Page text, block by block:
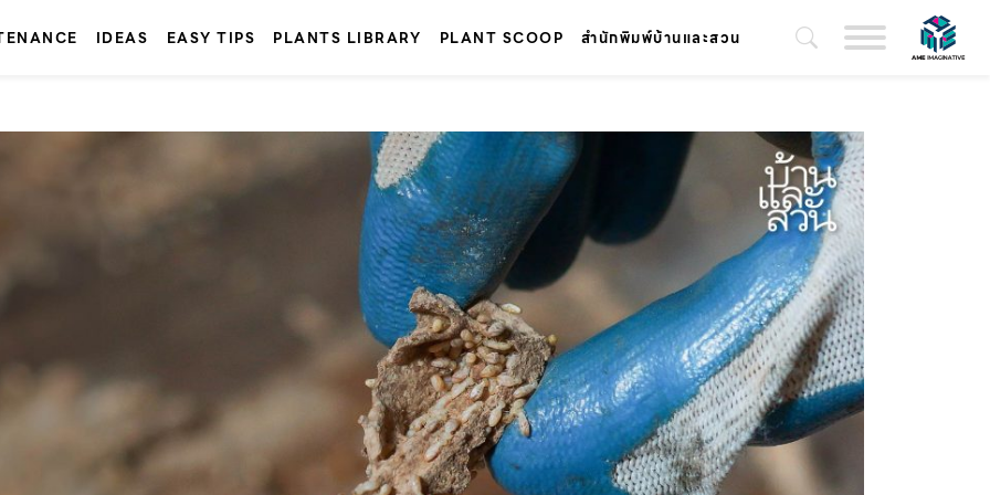
IDEAS EASY TIPS PLANTS LIBRARY PLANT SCOOP สำนักพิมพ์บ้านและสวน